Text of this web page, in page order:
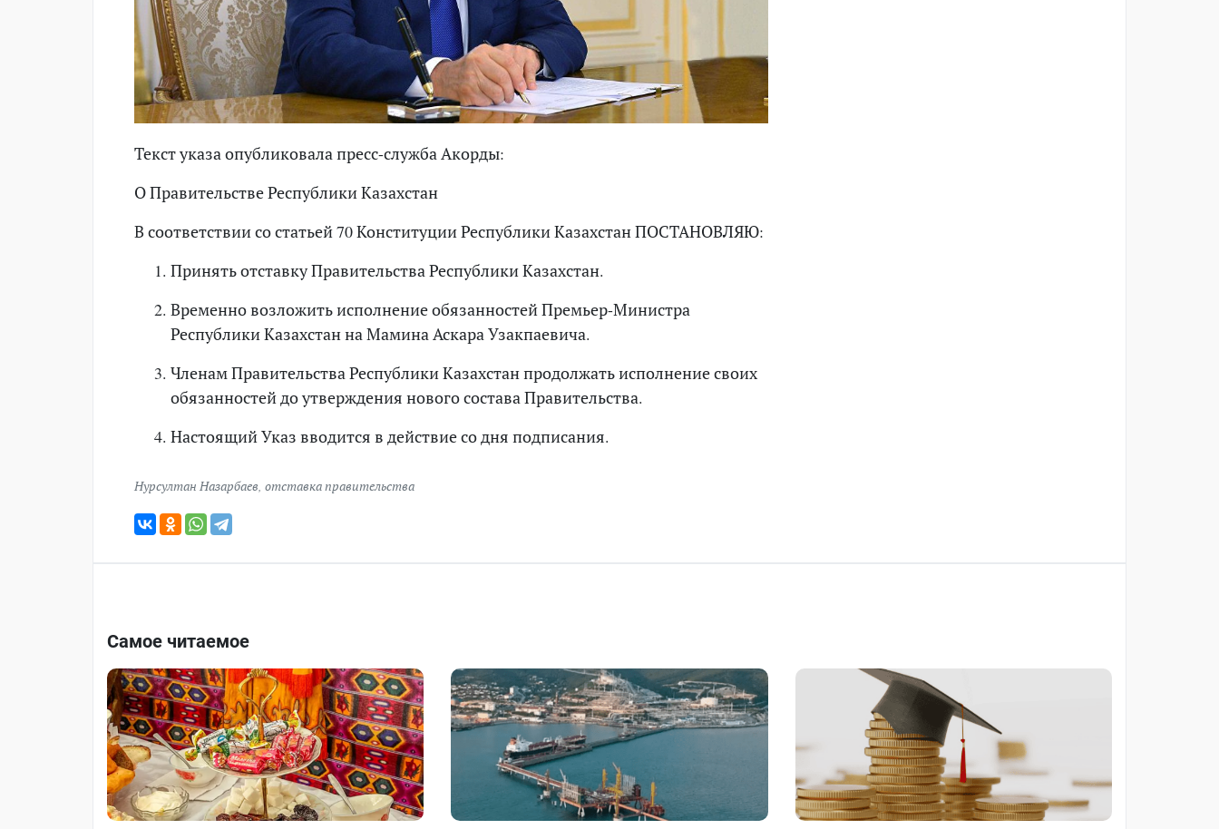
Текст указа опубликовала пресс-служба Акорды:
О Правительстве Республики Казахстан
В соответствии со статьей 70 Конституции Республики Казахстан ПОСТАНОВЛЯЮ:
Принять отставку Правительства Республики Казахстан.
Временно возложить исполнение обязанностей Премьер-Министра
Республики Казахстан на Мамина Аскара Узакпаевича.
Членам Правительства Республики Казахстан продолжать исполнение своих
обязанностей до утверждения нового состава Правительства.
Настоящий Указ вводится в действие со дня подписания.
Нурсултан Назарбаев отставка правительства
Самое читаемое